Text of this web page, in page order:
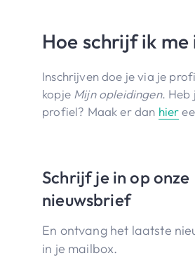
Hoe schrijf ik me
Inschrijven doe je via je
kopje Mijn opleidingen. Heb
profiel? Maak er dan hier
Schrijf je in op onze
nieuwsbrief
En ontvang het laatste
in je mailbox.